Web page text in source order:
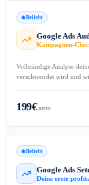
Beliebt
Google Ads
Kampagnen-
Vollständige Analyse
verschwendet wird und
199€netto
Beliebt
Google Ads
Deine erste